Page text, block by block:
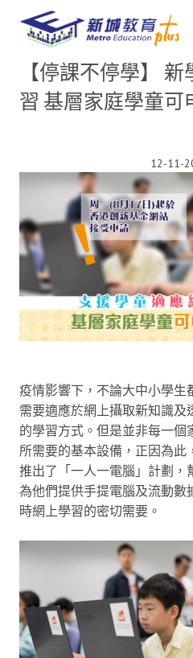
【停課不停學】
習 基層家庭學童可
12-11-
疫情影響下，不論大中小學生
需要適應於網上攝取新知識及
的學習方式。但是並非每一個
所需要的基本設備，正因為此
推出了「一人一電腦」計劃，
為他們提供手提電腦及流動數
時網上學習的密切需要。